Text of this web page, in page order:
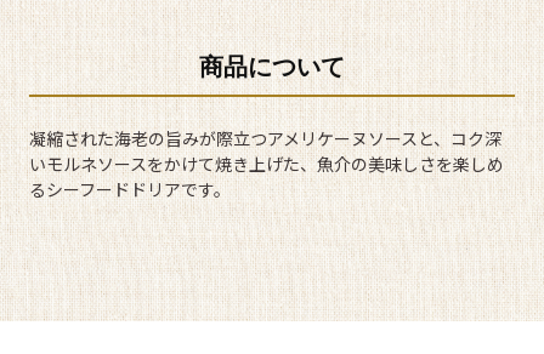
商品について
凝縮された海老の旨みが際立つアメリケーヌソースと、コク深
いモルネソースをかけて焼き上げた、魚介の美味しさを楽しめ
るシーフードドリアです。